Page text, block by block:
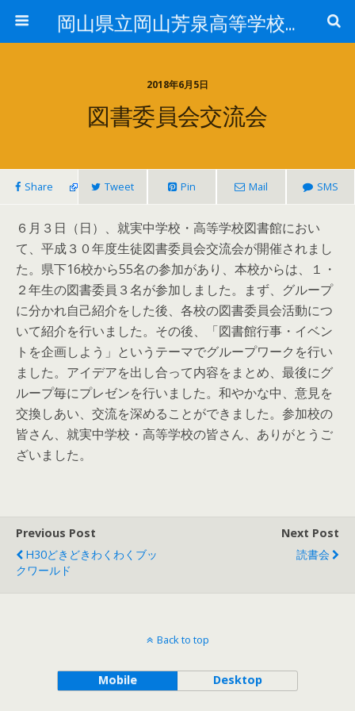
岡山県立岡山芳泉高等学校図書館
2018年6月5日
図書委員会交流会
Share Tweet Pin Mail SMS
６月３日（日）、就実中学校・高等学校図書館におい
て、平成３０年度生徒図書委員会交流会が開催されまし
た。県下16校から55名の参加があり、本校からは、１・
２年生の図書委員３名が参加しました。まず、グループ
に分かれ自己紹介をした後、各校の図書委員会活動につ
いて紹介を行いました。その後、「図書館行事・イベン
トを企画しよう」というテーマでグループワークを行い
ました。アイデアを出し合って内容をまとめ、最後にグ
ループ毎にプレゼンを行いました。和やかな中、意見を
交換しあい、交流を深めることができました。参加校の
皆さん、就実中学校・高等学校の皆さん、ありがとうご
ざいました。
Previous Post
H30どきどきわくわくブッ
クワールド
Next Post
読書会
Back to top
Mobile Desktop